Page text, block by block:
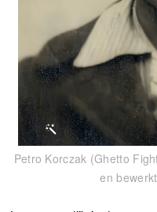
Petro Korczak (Ghetto
en